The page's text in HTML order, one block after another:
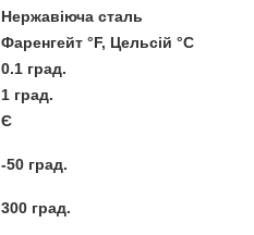
Нержавіюча сталь
Фаренгейт °F, Цельсій °C
0.1 град.
1 град.
Є
-50 град.
300 град.